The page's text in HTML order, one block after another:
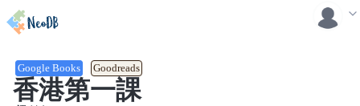
香港第一課
Google Books Goodreads